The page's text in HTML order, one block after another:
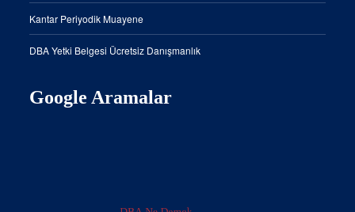
Kantar Periyodik Muayene
DBA Yetki Belgesi Ücretsiz Danışmanlık
Google Aramalar